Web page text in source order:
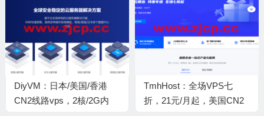
$49/月起
年
DiyVM：日本/美国/香港
CN2线路vps，2核/2G内
TmhHost：全场VPS七
折，21元/月起，美国CN2